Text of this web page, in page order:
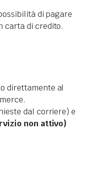
di pagare
carta di credito.
direttamente al
dal corriere) e
non attivo)